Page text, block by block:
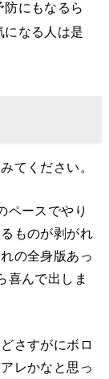
にもなるら
になる人は是
てください。
ペースでやり
ものが剥がれ
の全身版あっ
喜んで出しま
さすがにボロ
レかなと思っ